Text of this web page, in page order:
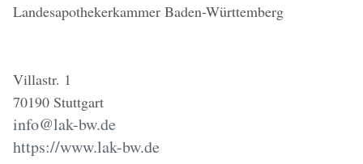
Landesapothekerkammer Baden-Württemberg
Villastr. 1
70190 Stuttgart
info@lak-bw.de
https://www.lak-bw.de